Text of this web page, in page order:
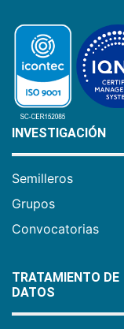
INVESTIGACIÓN
Semilleros
Grupos
Convocatorias
TRATAMIENTO DE
DATOS